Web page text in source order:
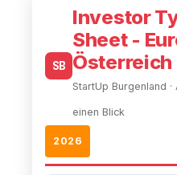
SB
Investor
Sheet -
Österreich
StartUp Burgenland
einen Blick
2026